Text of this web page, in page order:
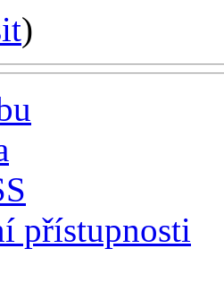
)
přístupnosti